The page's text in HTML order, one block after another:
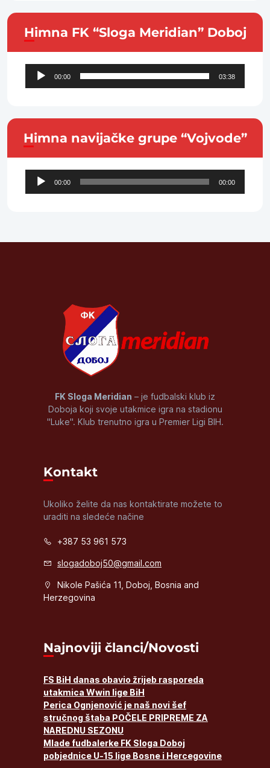
Himna FK “Sloga Meridian” Doboj
Audio
Player
00:00 03:38
Himna navijačke grupe “Vojvode”
Audio
Player
00:00 00:00
FK Sloga Meridian – je fudbalski klub iz
Doboja koji svoje utakmice igra na stadionu
"Luke". Klub trenutno igra u Premier Ligi BIH.
Kontakt
Ukoliko želite da nas kontaktirate možete to
uraditi na sledeće načine
+387 53 961 573
slogadoboj50@gmail.com
Nikole Pašića 11, Doboj, Bosnia and
Herzegovina
Najnoviji članci/Novosti
FS BiH danas obavio žrijeb rasporeda
utakmica Wwin lige BiH
Perica Ognjenović je naš novi šef
stručnog štaba POČELE PRIPREME ZA
NAREDNU SEZONU
Mlade fudbalerke FK Sloga Doboj
pobjednice U-15 lige Bosne i Hercegovine